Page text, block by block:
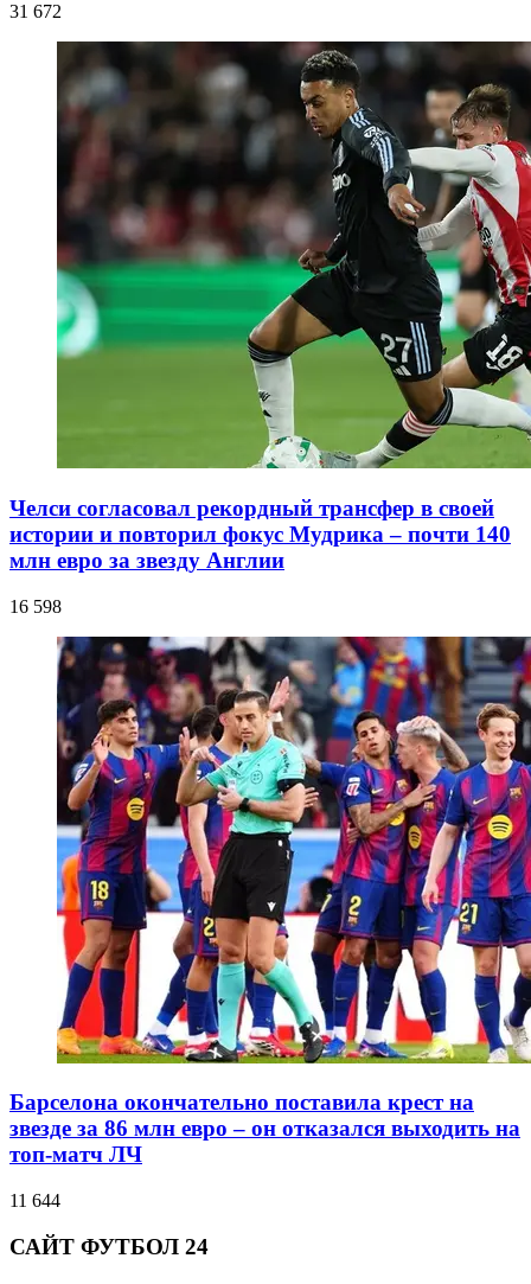
31 672
Челси согласовал рекордный трансфер в своей
истории и повторил фокус Мудрика – почти 140
млн евро за звезду Англии
16 598
Барселона окончательно поставила крест на
звезде за 86 млн евро – он отказался выходить на
топ-матч ЛЧ
11 644
САЙТ ФУТБОЛ 24